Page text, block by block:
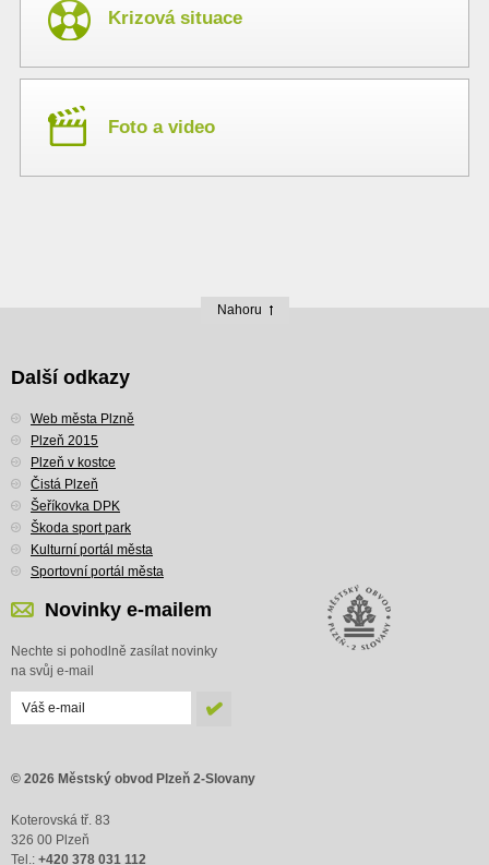
Krizová situace
Foto a video
Nahoru
Další odkazy
Web města Plzně
Plzeň 2015
Plzeň v kostce
Čistá Plzeň
Šeříkovka DPK
Škoda sport park
Kulturní portál města
Sportovní portál města
Novinky e-mailem
Nechte si pohodlně zasílat novinky
na svůj e-mail
© 2026 Městský obvod Plzeň 2-Slovany
Koterovská tř. 83
326 00 Plzeň
Tel.: +420 378 031 112